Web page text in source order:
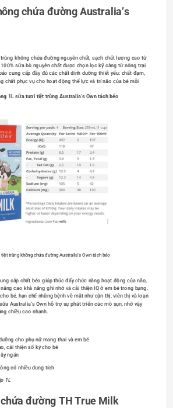
chứa đường Australia’s
trùng không chứa đường nguyên chất, sạch chất lượng cao từ
100% sữa bò nguyên chất được chọn lọc kỹ càng từ nông trại
cung cấp đầy đủ các chất dinh dưỡng thiết yếu: chất đạm,
chất phục vụ cho hoạt động thể lực và trí não của bé mỗi
1L sữa tươi tiệt trùng Australia’s Own tách béo
trùng không chứa đường Australia’s Own tách béo
cấp chất béo giúp thúc đẩy chức năng hoạt động của não,
cao khả năng ghi nhớ và cải thiện IQ ở em bé trong bụng.
bé, hạn chế những bệnh về mắt như cận thị, viễn thị và loạn
Australia’s Own hỗ trợ sự phát triển các mô sụn, nhờ vậy
chiều cao nhanh.
cho phụ nữ mang thai và em bé
cải thiện số ký cho bé
ngán
có nhiều dung tích
1L
đường TH True Milk